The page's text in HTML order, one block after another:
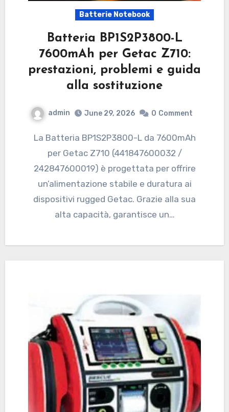
Batterie Notebook
Batteria BP1S2P3800-L
7600mAh per Getac Z710:
prestazioni, problemi e guida
alla sostituzione
admin June 29, 2026 0 Comment
La Batteria BP1S2P3800-L da 7600mAh
per Getac Z710 (441847600032 /
242847600019) è progettata per offrire
un’alimentazione stabile e duratura ai
dispositivi rugged Getac. Grazie alla sua
alta capacità, garantisce un…